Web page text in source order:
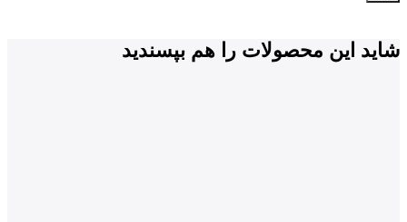
شاید این محصولات را هم بپسندید